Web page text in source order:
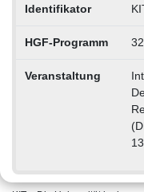
Identifikator
HGF-Programm
Veranstaltung